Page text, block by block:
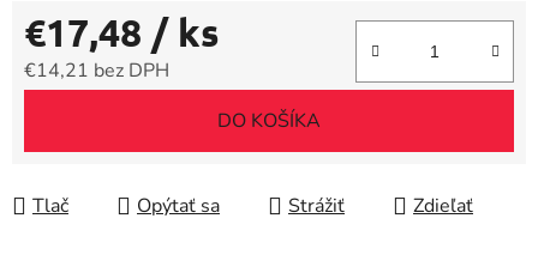
€17,48 / ks
€14,21 bez DPH
DO KOŠÍKA
Tlač Opýtať sa Strážiť Zdieľať